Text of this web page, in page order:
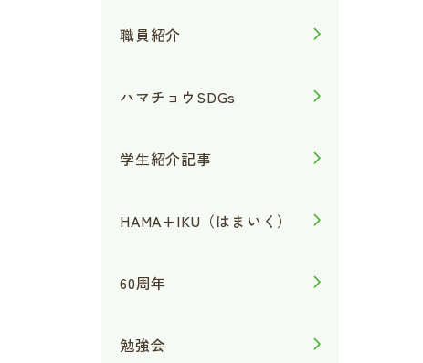
職員紹介
ハマチョウSDGs
学生紹介記事
HAMA+IKU（はまいく）
60周年
勉強会